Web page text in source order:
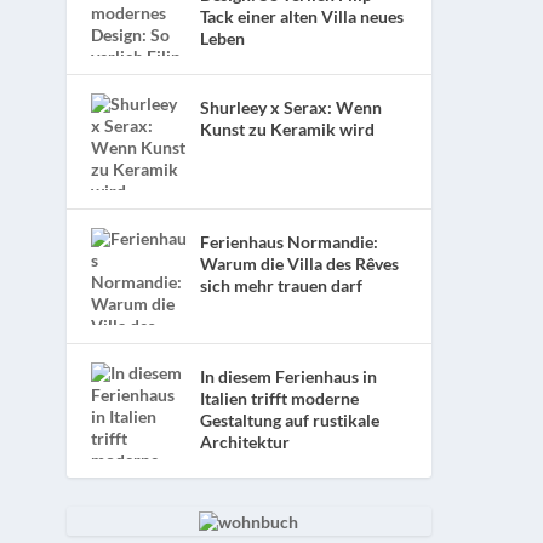
Tack einer alten Villa neues
Leben
Shurleey x Serax: Wenn
Kunst zu Keramik wird
Ferienhaus Normandie:
Warum die Villa des Rêves
sich mehr trauen darf
In diesem Ferienhaus in
Italien trifft moderne
Gestaltung auf rustikale
Architektur